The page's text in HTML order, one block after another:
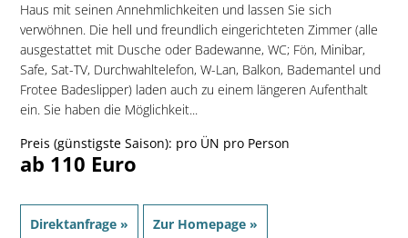
Haus mit seinen Annehmlichkeiten und lassen Sie sich
verwöhnen. Die hell und freundlich eingerichteten Zimmer (alle
ausgestattet mit Dusche oder Badewanne, WC; Fön, Minibar,
Safe, Sat-TV, Durchwahltelefon, W-Lan, Balkon, Bademantel und
Frotee Badeslipper) laden auch zu einem längeren Aufenthalt
ein. Sie haben die Möglichkeit...
Preis (günstigste Saison): pro ÜN pro Person
ab 110 Euro
Direktanfrage » Zur Homepage »